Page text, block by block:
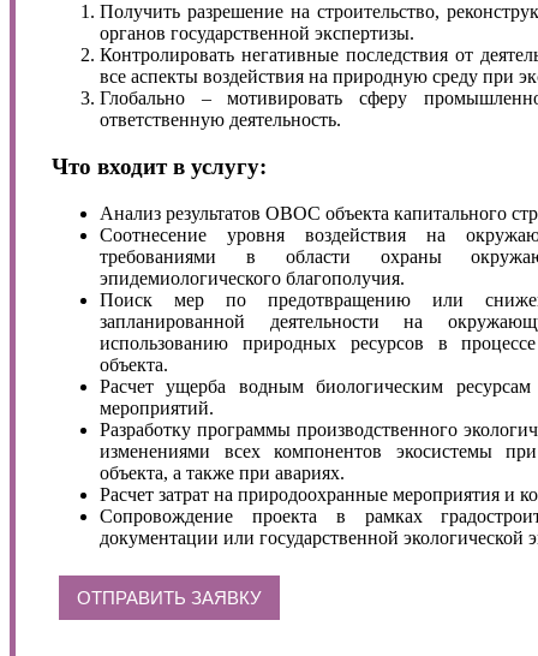
Получить разрешение на строительство,
органов государственной экспертизы.
Контролировать негативные последствия от
все аспекты воздействия на природную среду при
Глобально – мотивировать сферу
ответственную деятельность.
Что входит в услугу:
Анализ результатов ОВОС объекта капитального
Соотнесение уровня воздействия на
требованиями в области охраны
эпидемиологического благополучия.
Поиск мер по предотвращению или
запланированной деятельности на
использованию природных ресурсов в
объекта.
Расчет ущерба водным биологическим
мероприятий.
Разработку программы производственного
изменениями всех компонентов экосистемы
объекта, а также при авариях.
Расчет затрат на природоохранные мероприятия и
Сопровождение проекта в рамках
документации или государственной экологической
ОТПРАВИТЬ ЗАЯВКУ